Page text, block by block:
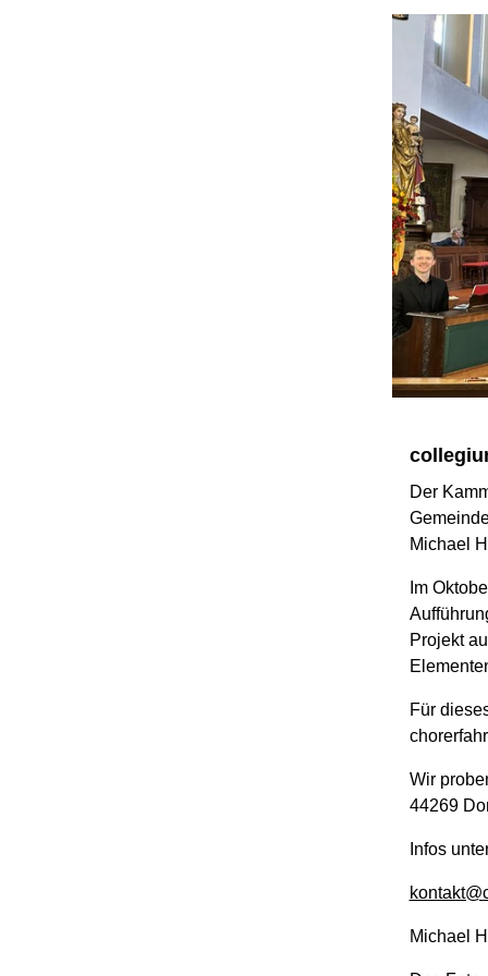
Der
Michael
Im
Projekt
Für
Wir
44269
Infos
Michael